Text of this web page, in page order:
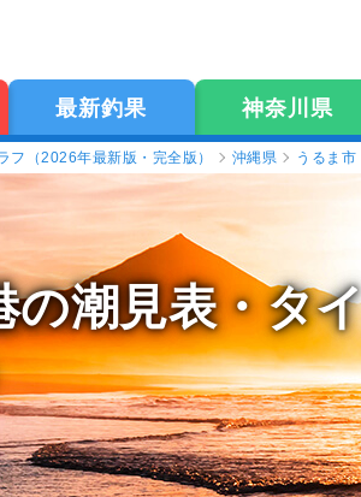
最新釣果 神奈川県
フ（2026年最新版・完全版） 沖縄県 うるま市
の潮見表・タ